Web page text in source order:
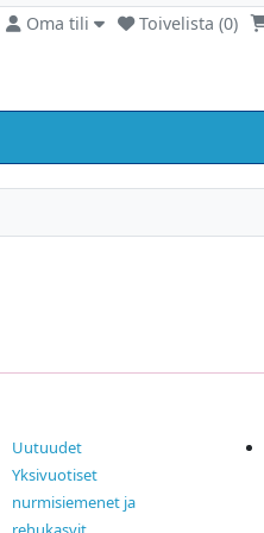
Oma tili Toivelista (0)
Uutuudet
Yksivuotiset
nurmisiemenet ja